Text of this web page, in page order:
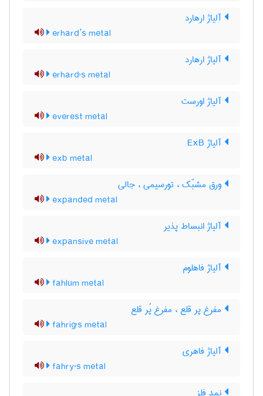
آلیاژ ارهارد
erhard’s metal
آلیاژ ارهارد
erhard's metal
آلیاژ اورست
everest metal
آلیاژ ExB
exb metal
ورق مشبّک ، تورسیمی ، جالی
expanded metal
آلیاژ انبساط پذیر
expansive metal
آلیاژ فاهلوم
fahlum metal
مفرغ پر قلع ، مفرغ پُر قلع
fahrig's metal
آلیاژ فاهری
fahry's metal